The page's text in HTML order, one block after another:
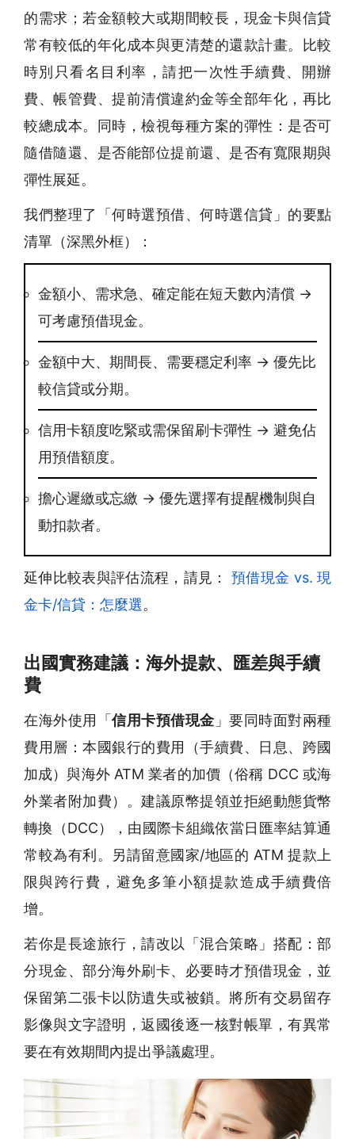
的需求；若金額較大或期間較長，現金卡與信貸
常有較低的年化成本與更清楚的還款計畫。比較
時別只看名目利率，請把一次性手續費、開辦
費、帳管費、提前清償違約金等全部年化，再比
較總成本。同時，檢視每種方案的彈性：是否可
隨借隨還、是否能部位提前還、是否有寬限期與
彈性展延。
我們整理了「何時選預借、何時選信貸」的要點
清單（深黑外框）：
金額小、需求急、確定能在短天數內清償 →
可考慮預借現金。
金額中大、期間長、需要穩定利率 → 優先比
較信貸或分期。
信用卡額度吃緊或需保留刷卡彈性 → 避免佔
用預借額度。
擔心遲繳或忘繳 → 優先選擇有提醒機制與自
動扣款者。
延伸比較表與評估流程，請見：
預借現金 vs. 現
金卡/信貸：怎麼選。
出國實務建議：海外提款、匯差與手續
費
在海外使用「信用卡預借現金」要同時面對兩種
費用層：本國銀行的費用（手續費、日息、跨國
加成）與海外 ATM 業者的加價（俗稱 DCC 或海
外業者附加費）。建議原幣提領並拒絕動態貨幣
轉換（DCC），由國際卡組織依當日匯率結算通
常較為有利。另請留意國家/地區的 ATM 提款上
限與跨行費，避免多筆小額提款造成手續費倍
增。
若你是長途旅行，請改以「混合策略」搭配：部
分現金、部分海外刷卡、必要時才預借現金，並
保留第二張卡以防遺失或被鎖。將所有交易留存
影像與文字證明，返國後逐一核對帳單，有異常
要在有效期間內提出爭議處理。